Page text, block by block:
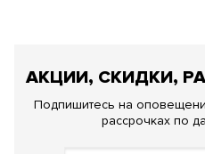
АКЦИИ, СКИДКИ,
Подпишитесь на
рассрочках по